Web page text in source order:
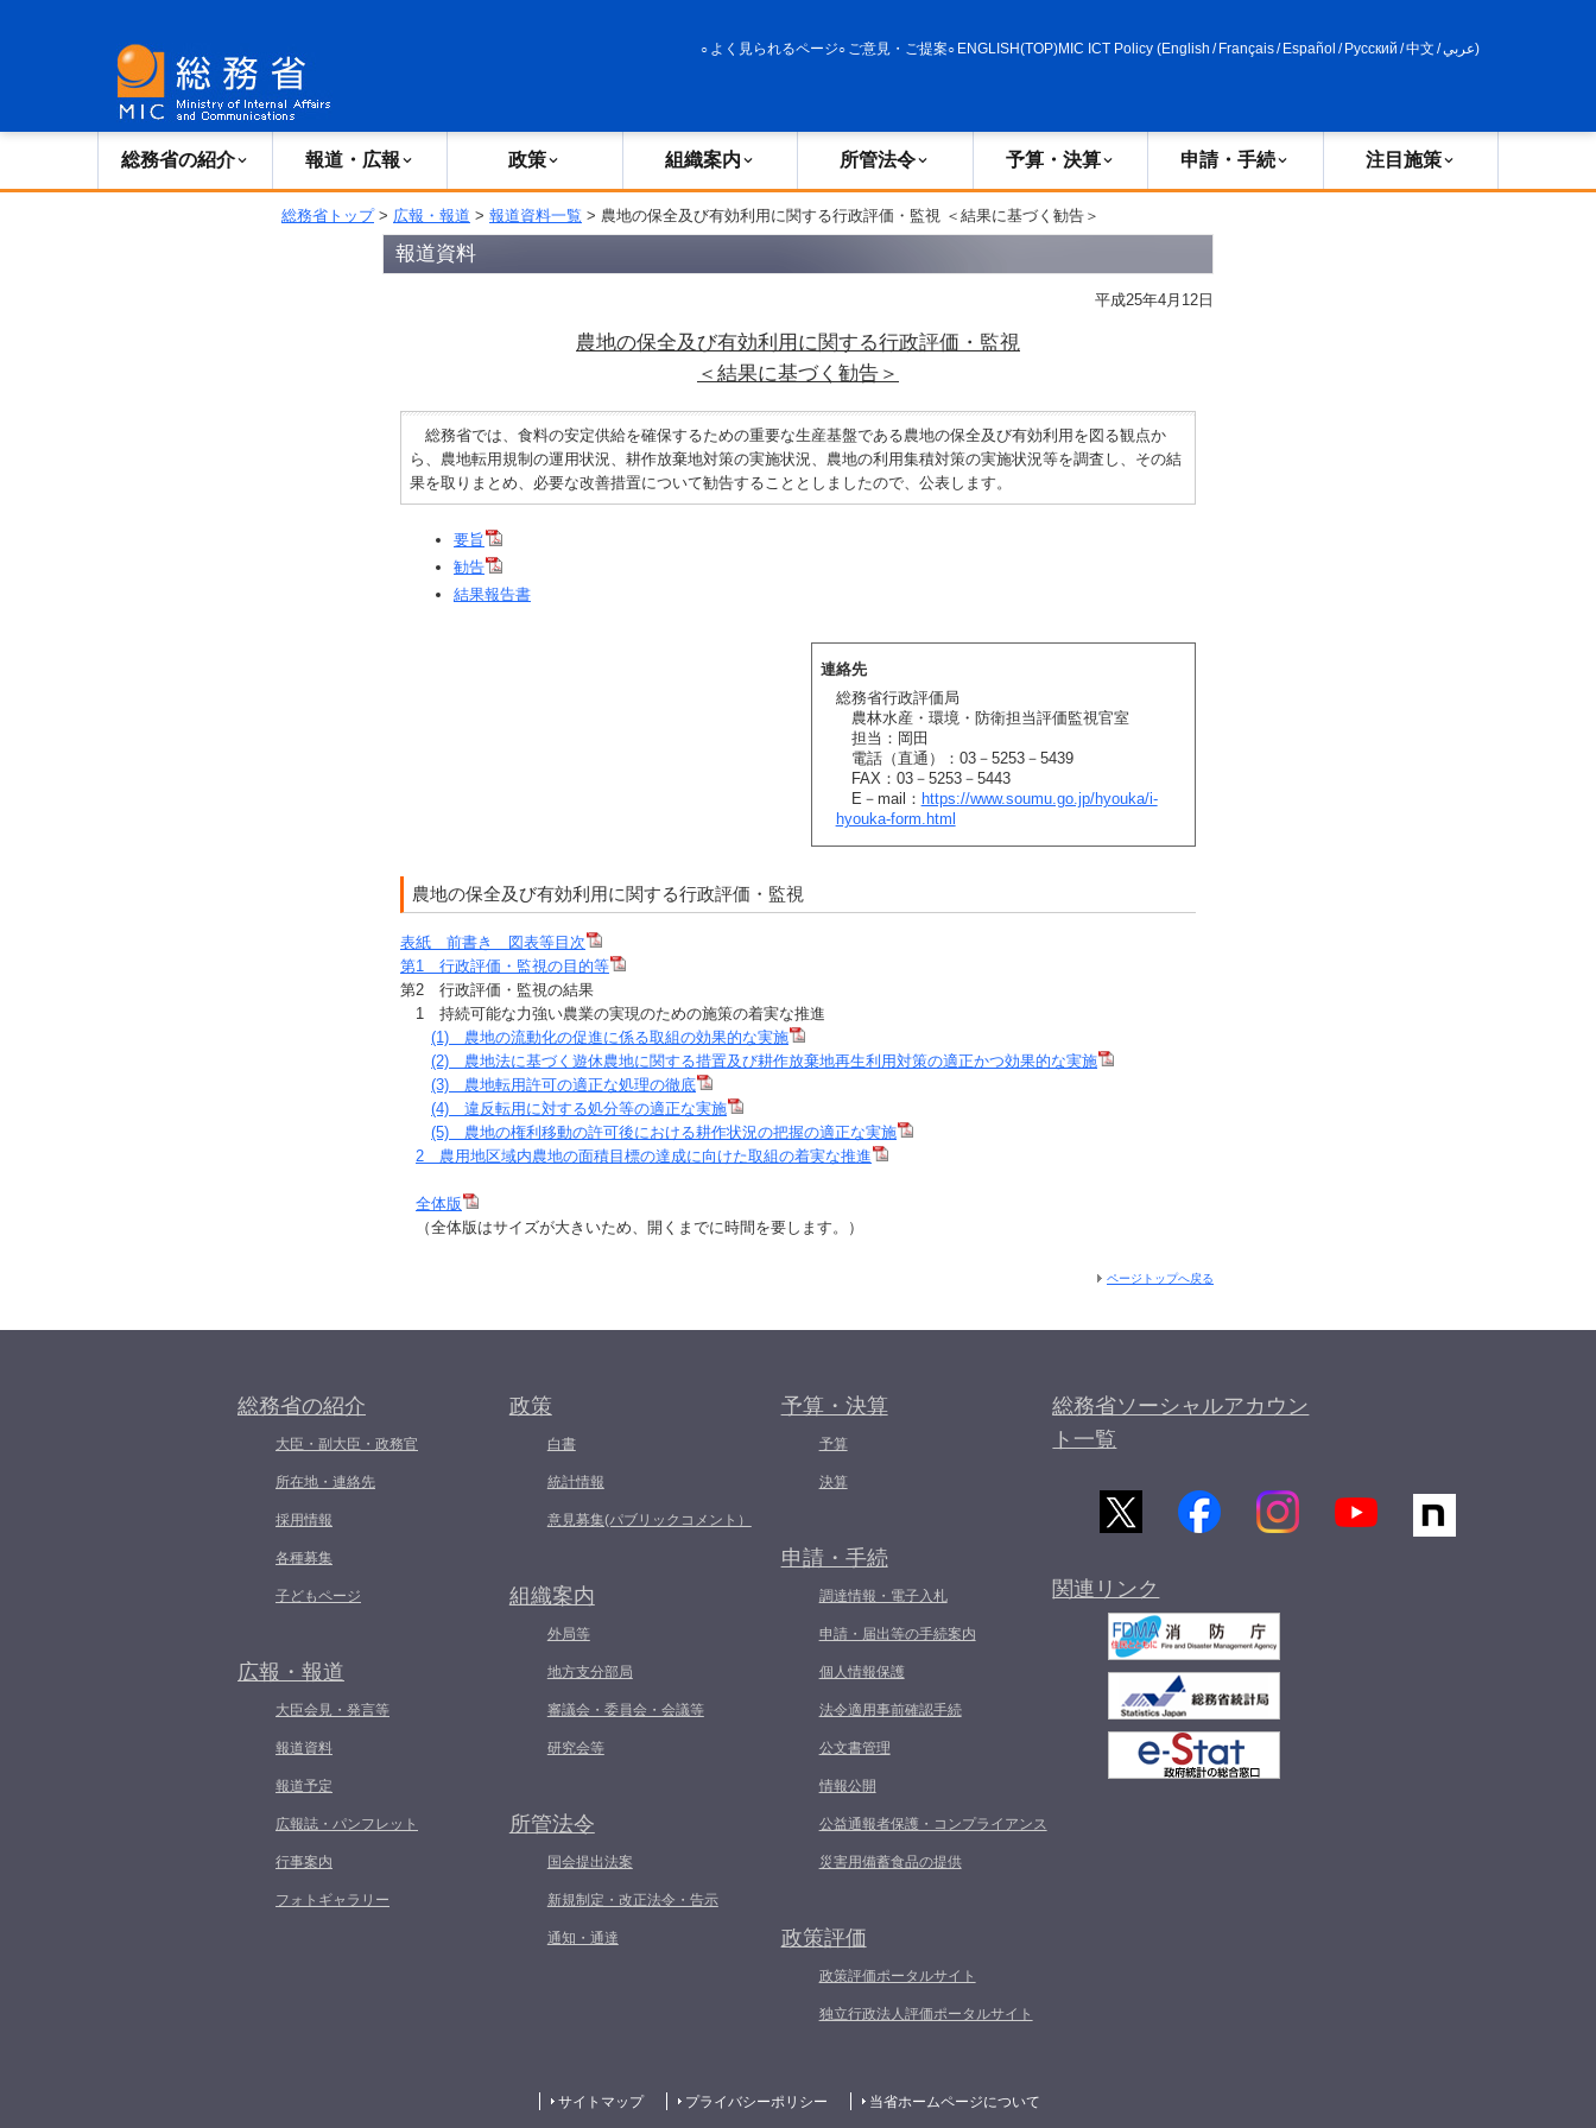
よく見られるページ ご意見・ご提案 ENGLISH(TOP)MIC ICT Policy (English / Français/ Español / Русский /中文 /عربي)
総務省の紹介 報道・広報 政策 組織案内 所管法令 予算・決算 申請・手続 注目施策
総務省トップ> 広報・報道 > 報道資料一覧 > 農地の保全及び有効利用に関する行政評価・監視 ＜結果に基づく勧告＞
報道資料
平成25年4月12日
農地の保全及び有効利用に関する行政評価・監視
＜結果に基づく勧告＞
総務省では、食料の安定供給を確保するための重要な生産基盤である農地の保全及び有効利用を図る観点か
ら、農地転用規制の運用状況、耕作放棄地対策の実施状況、農地の利用集積対策の実施状況等を調査し、その結
果を取りまとめ、必要な改善措置について勧告することとしましたので、公表します。
要旨
勧告
結果報告書
連絡先
総務省行政評価局
農林水産・環境・防衛担当評価監視官室
担当：岡田
電話（直通）：03－5253－5439
FAX：03－5253－5443
E－mail： https://www.soumu.go.jp/hyouka/i-
hyouka-form.html
農地の保全及び有効利用に関する行政評価・監視
表紙 前書き 図表等目次
第1 行政評価・監視の目的等
第2 行政評価・監視の結果
1 持続可能な力強い農業の実現のための施策の着実な推進
(1) 農地の流動化の促進に係る取組の効果的な実施
(2) 農地法に基づく遊休農地に関する措置及び耕作放棄地再生利用対策の適正かつ効果的な実施
(3) 農地転用許可の適正な処理の徹底
(4) 違反転用に対する処分等の適正な実施
(5) 農地の権利移動の許可後における耕作状況の把握の適正な実施
2 農用地区域内農地の面積目標の達成に向けた取組の着実な推進
全体版
（全体版はサイズが大きいため、開くまでに時間を要します。）
ページトップへ戻る
総務省の紹介
大臣・副大臣・政務官
所在地・連絡先
採用情報
各種募集
子どもページ
広報・報道
大臣会見・発言等
報道資料
報道予定
広報誌・パンフレット
行事案内
フォトギャラリー
政策
白書
統計情報
意見募集(パブリックコメント）
組織案内
外局等
地方支分部局
審議会・委員会・会議等
研究会等
所管法令
国会提出法案
新規制定・改正法令・告示
通知・通達
予算・決算
予算
決算
申請・手続
調達情報・電子入札
申請・届出等の手続案内
個人情報保護
法令適用事前確認手続
公文書管理
情報公開
公益通報者保護・コンプライアンス
災害用備蓄食品の提供
政策評価
政策評価ポータルサイト
独立行政法人評価ポータルサイト
総務省ソーシャルアカウン
ト一覧
関連リンク
サイトマップ プライバシーポリシー 当省ホームページについて